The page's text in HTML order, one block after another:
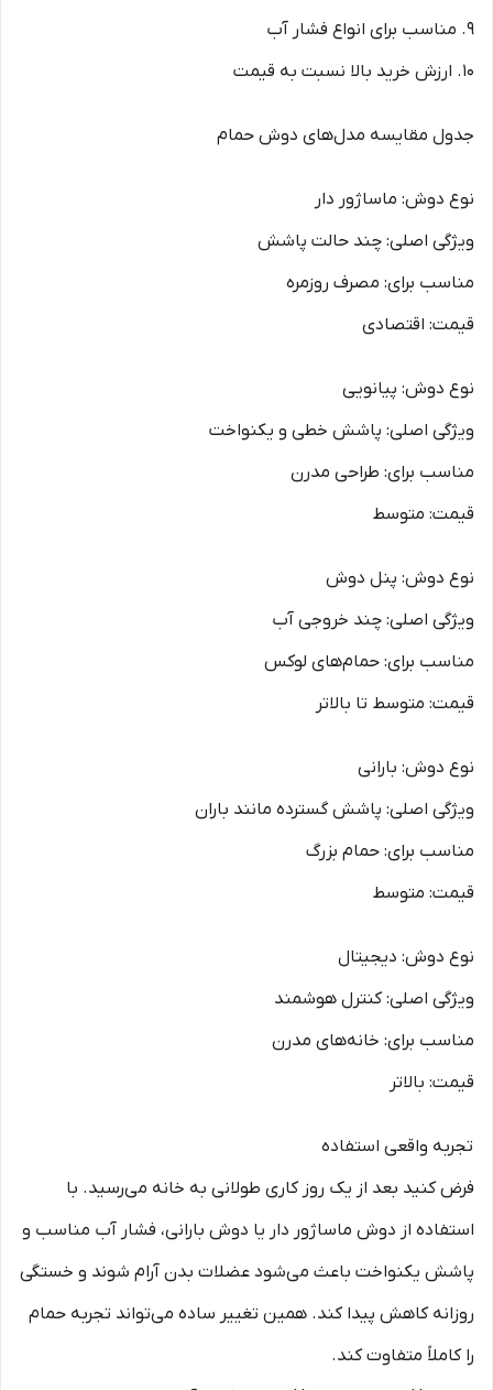
9. مناسب برای انواع فشار آب
10. ارزش خرید بالا نسبت به قیمت
جدول مقایسه مدل‌های دوش حمام
نوع دوش: ماساژور دار
ویژگی اصلی: چند حالت پاشش
مناسب برای: مصرف روزمره
قیمت: اقتصادی
نوع دوش: پیانویی
ویژگی اصلی: پاشش خطی و یکنواخت
مناسب برای: طراحی مدرن
قیمت: متوسط
نوع دوش: پنل دوش
ویژگی اصلی: چند خروجی آب
مناسب برای: حمام‌های لوکس
قیمت: متوسط تا بالاتر
نوع دوش: بارانی
ویژگی اصلی: پاشش گسترده مانند باران
مناسب برای: حمام بزرگ
قیمت: متوسط
نوع دوش: دیجیتال
ویژگی اصلی: کنترل هوشمند
مناسب برای: خانه‌های مدرن
قیمت: بالاتر
تجربه واقعی استفاده
فرض کنید بعد از یک روز کاری طولانی به خانه می‌رسید. با
استفاده از دوش ماساژور دار یا دوش بارانی، فشار آب مناسب و
پاشش یکنواخت باعث می‌شود عضلات بدن آرام شوند و خستگی
روزانه کاهش پیدا کند. همین تغییر ساده می‌تواند تجربه حمام
را کاملاً متفاوت کند.